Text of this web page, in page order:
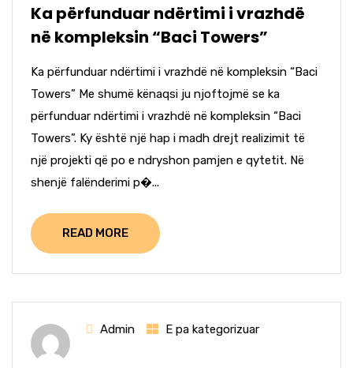
Ka përfunduar ndërtimi i vrazhdë
në kompleksin “Baci Towers”
Ka përfunduar ndërtimi i vrazhdë në kompleksin “Baci
Towers” Me shumë kënaqsi ju njoftojmë se ka
përfunduar ndërtimi i vrazhdë në kompleksin “Baci
Towers”. Ky është një hap i madh drejt realizimit të
një projekti që po e ndryshon pamjen e qytetit. Në
shenjë falënderimi p�...
READ MORE
Admin E pa kategorizuar